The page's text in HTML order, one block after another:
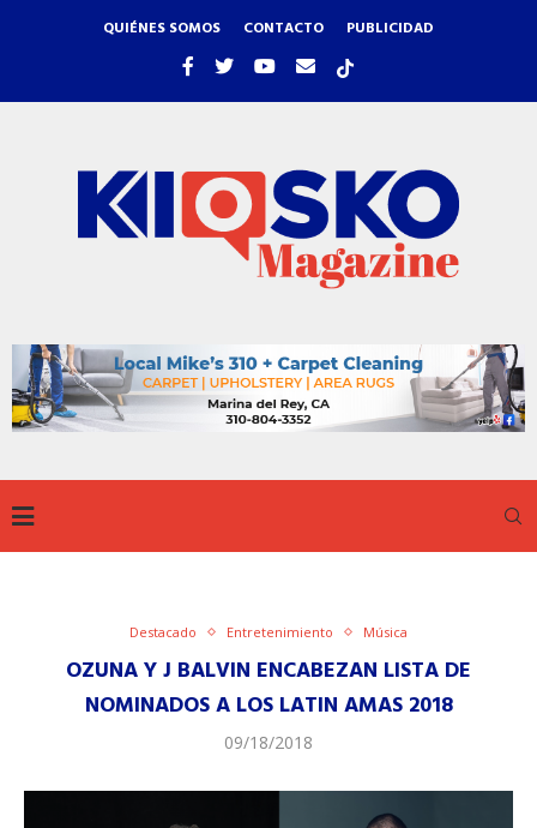
QUIÉNES SOMOS CONTACTO PUBLICIDAD
Destacado Entretenimiento Música
OZUNA Y J BALVIN ENCABEZAN LISTA DE
NOMINADOS A LOS LATIN AMAS 2018
09/18/2018